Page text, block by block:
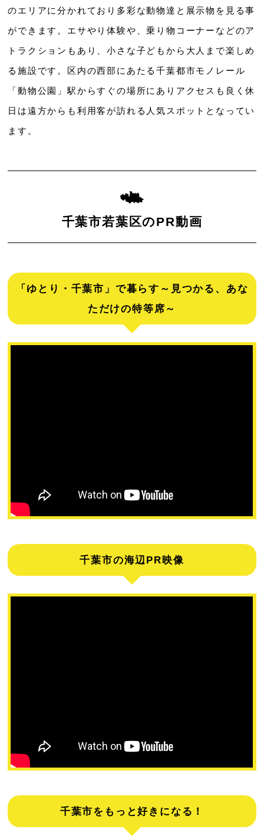
のエリアに分かれており多彩な動物達と展示物を見る事
ができます。エサやり体験や、乗り物コーナーなどのア
トラクションもあり、小さな子どもから大人まで楽しめ
る施設です。区内の西部にあたる千葉都市モノレール
「動物公園」駅からすぐの場所にありアクセスも良く休
日は遠方からも利用客が訪れる人気スポットとなってい
ます。
千葉市若葉区のPR動画
「ゆとり・千葉市」で暮らす～見つかる、あな
ただけの特等席～
千葉市の海辺PR映像
千葉市をもっと好きになる！